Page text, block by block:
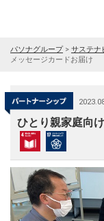
パソナグループ> サステナ
メッセージカードお届け
ひとり親家庭向